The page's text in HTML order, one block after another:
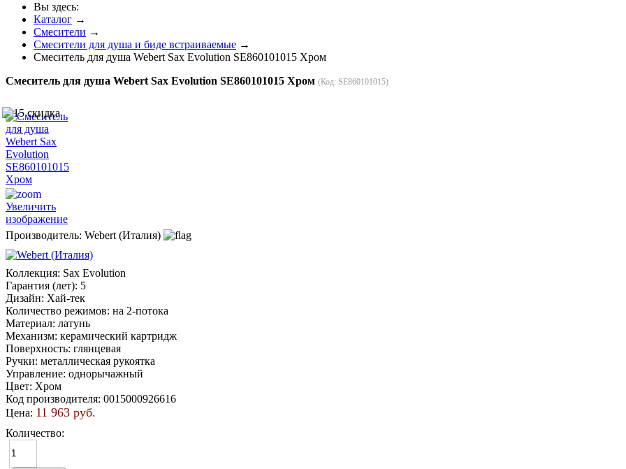
Вы здесь:
Каталог →
Смесители →
Смесители для душа и биде встраиваемые →
Смеситель для душа Webert Sax Evolution SE860101015 Хром
Смеситель для душа Webert Sax Evolution SE860101015 Хром (Код: SE860101015)
Увеличить
изображение
Производитель: Webert (Италия)
Коллекция: Sax Evolution
Гарантия (лет): 5
Дизайн: Хай-тек
Количество режимов: на 2-потока
Материал: латунь
Механизм: керамический картридж
Поверхность: глянцевая
Ручки: металлическая рукоятка
Управление: однорычажный
Цвет: Хром
Код производителя: 0015000926616
Цена: 11 963 руб.
Количество: